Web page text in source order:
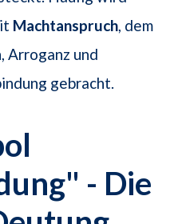
Machtanspruch , dem
Arroganz und
gebracht.
- Die